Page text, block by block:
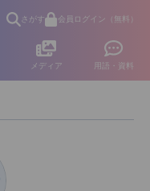
さがす 会員ログイン（無料）
メディア 用語・資料